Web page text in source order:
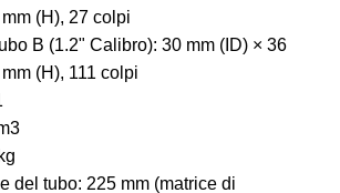
(H), 27 colpi
B (1.2" Calibro): 30 mm (ID) × 36
(H), 111 colpi
del tubo: 225 mm (matrice di